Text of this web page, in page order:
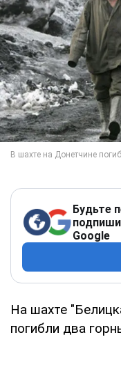
Будьте
Google
На шахте
погибли два